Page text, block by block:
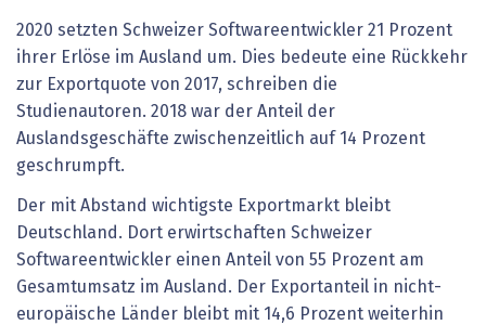
2020 setzten Schweizer Softwareentwickler 21 Prozent
ihrer Erlöse im Ausland um. Dies bedeute eine Rückkehr
zur Exportquote von 2017, schreiben die
Studienautoren. 2018 war der Anteil der
Auslandsgeschäfte zwischenzeitlich auf 14 Prozent
geschrumpft.
Der mit Abstand wichtigste Exportmarkt bleibt
Deutschland. Dort erwirtschaften Schweizer
Softwareentwickler einen Anteil von 55 Prozent am
Gesamtumsatz im Ausland. Der Exportanteil in nicht-
europäische Länder bleibt mit 14,6 Prozent weiterhin